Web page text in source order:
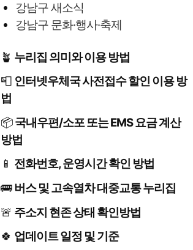
강남구 새소식
강남구 문화·행사·축제
🪴 누리집 의미와 이용 방법
📮 인터넷우체국 사전접수 할인 이용 방
법
📦국내우편/소포 또는 EMS 요금 계산
방법
📱 전화번호, 운영시간 확인 방법
🚌버스 및 고속열차 대중교통 누리집
🚨 주소지 현존 상태 확인방법
🍀 업데이트 일정 및 기준